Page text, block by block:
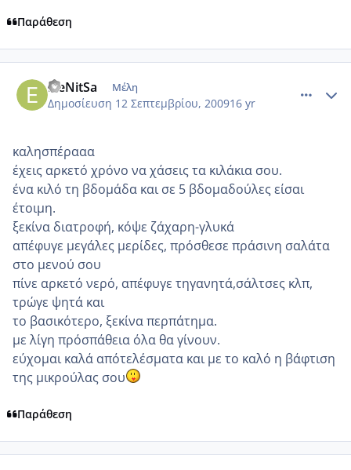
Παράθεση
ΕleNitSa Μέλη
Δημοσίευση 12 Σεπτεμβρίου, 200916 yr
καλησπέρααα
έχεις αρκετό χρόνο να χάσεις τα κιλάκια σου.
ένα κιλό τη βδομάδα και σε 5 βδομαδούλες είσαι
έτοιμη.
ξεκίνα διατροφή, κόψε ζάχαρη-γλυκά
απέφυγε μεγάλες μερίδες, πρόσθεσε πράσινη σαλάτα
στο μενού σου
πίνε αρκετό νερό, απέφυγε τηγανητά,σάλτσες κλπ,
τρώγε ψητά και
το βασικότερο, ξεκίνα περπάτημα.
με λίγη πρόσπάθεια όλα θα γίνουν.
εύχομαι καλά απότελέσματα και με το καλό η βάφτιση
της μικρούλας σου
Παράθεση